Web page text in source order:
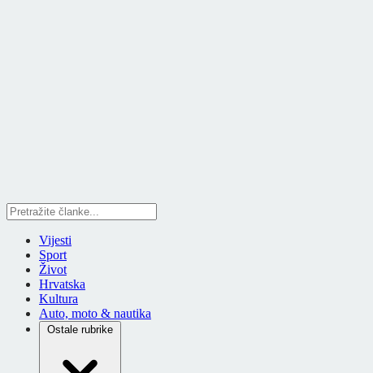
Vijesti
Sport
Život
Hrvatska
Kultura
Auto, moto & nautika
Ostale rubrike